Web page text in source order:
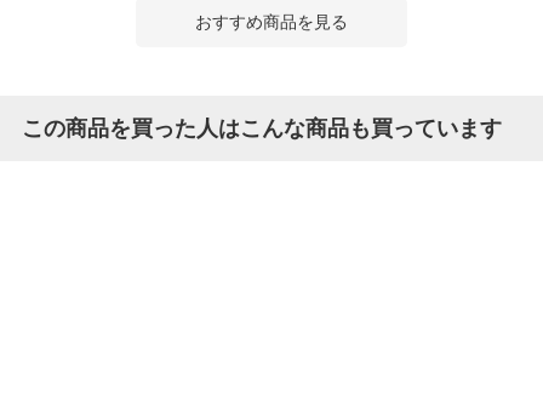
おすすめ商品を見る
この商品を買った人はこんな商品も買っています